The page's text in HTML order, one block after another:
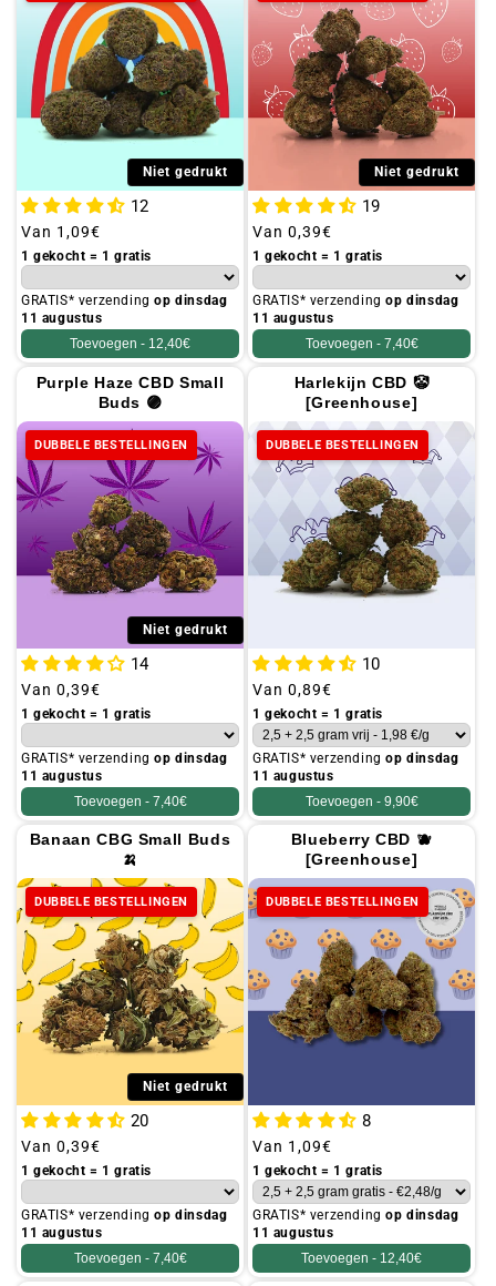
Niet gedrukt
12
Gebruikelijke
prijs
Van 1,09€
1 gekocht = 1 gratis
GRATIS* verzendingop dinsdag
11 augustus
Toevoegen - 12,40€
Niet gedrukt
19
Gebruikelijke
prijs
Van 0,39€
1 gekocht = 1 gratis
GRATIS* verzendingop dinsdag
11 augustus
Toevoegen - 7,40€
Purple Haze CBD Small
Buds 🟣
DUBBELE BESTELLINGEN
Niet gedrukt
14
Gebruikelijke
prijs
Van 0,39€
1 gekocht = 1 gratis
GRATIS* verzendingop dinsdag
11 augustus
Toevoegen - 7,40€
Harlekijn CBD 🤡
[Greenhouse]
DUBBELE BESTELLINGEN
10
Gebruikelijke
prijs
Van 0,89€
1 gekocht = 1 gratis
GRATIS* verzendingop dinsdag
11 augustus
Toevoegen - 9,90€
Banaan CBG Small Buds
🍌
DUBBELE BESTELLINGEN
Niet gedrukt
20
Gebruikelijke
prijs
Van 0,39€
1 gekocht = 1 gratis
GRATIS* verzendingop dinsdag
11 augustus
Toevoegen - 7,40€
Blueberry CBD 🫐
[Greenhouse]
DUBBELE BESTELLINGEN
8
Gebruikelijke
prijs
Van 1,09€
1 gekocht = 1 gratis
GRATIS* verzendingop dinsdag
11 augustus
Toevoegen - 12,40€